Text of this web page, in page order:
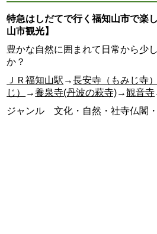
特急はしだてで行く福知山市で楽
山市観光】
豊かな自然に囲まれて日常から少
か？
ＪＲ福知山駅 →長安寺（もみじ寺）
じ）
→養泉寺(丹波の萩寺)→観音寺
ジャンル 文化・自然・社寺仏閣